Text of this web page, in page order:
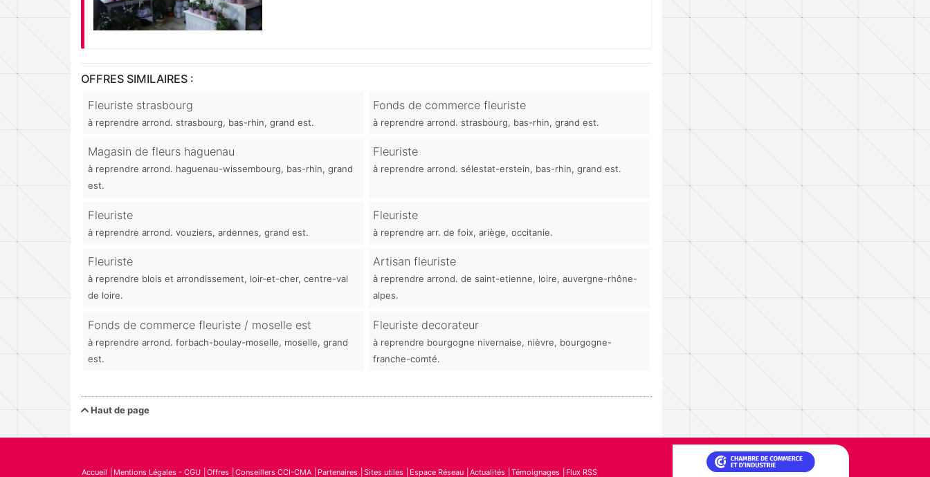
OFFRES SIMILAIRES :
Fleuriste strasbourg
à reprendre arrond. strasbourg, bas-rhin, grand est.
Fonds de commerce fleuriste
à reprendre arrond. strasbourg, bas-rhin, grand est.
Magasin de fleurs haguenau
à reprendre arrond. haguenau-wissembourg, bas-rhin, grand
est.
Fleuriste
à reprendre arrond. sélestat-erstein, bas-rhin, grand est.
Fleuriste
à reprendre arrond. vouziers, ardennes, grand est.
Fleuriste
à reprendre arr. de foix, ariège, occitanie.
Fleuriste
à reprendre blois et arrondissement, loir-et-cher, centre-val
de loire.
Artisan fleuriste
à reprendre arrond. de saint-etienne, loire, auvergne-rhône-
alpes.
Fonds de commerce fleuriste / moselle est
à reprendre arrond. forbach-boulay-moselle, moselle, grand
est.
Fleuriste decorateur
à reprendre bourgogne nivernaise, nièvre, bourgogne-
franche-comté.
Haut de page
Accueil Mentions Légales - CGU Offres Conseillers CCI-CMA Partenaires Sites utiles Espace Réseau Actualités Témoignages Flux RSS